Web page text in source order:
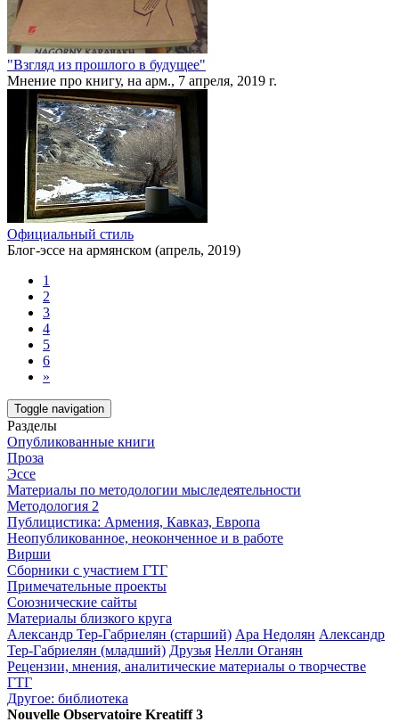
"Взгляд из прошлого в будущее"
Мнение про книгу, на арм., 7 апреля, 2019 г.
Официальный стиль
Блог-эссе на армянском (апрель, 2019)
1
2
3
4
5
6
»
Toggle navigation
Разделы
Опубликованные книги
Проза
Эссе
Материалы по методологии мыследеятельности
Методология 2
Публицистика: Армения, Кавказ, Европа
Неопубликованное, неоконченное и в работе
Вирши
Сборники с участием ГТГ
Примечательные проекты
Союзнические сайты
Материалы близкого круга
Александр Тер-Габриелян (старший) Ара Недолян Александр
Тер-Габриелян (младший) Друзья Нелли Оганян
Рецензии, мнения, аналитические материалы о творчестве
ГТГ
Другое: библиотека
Nouvelle Observatoire Kreatiff 3